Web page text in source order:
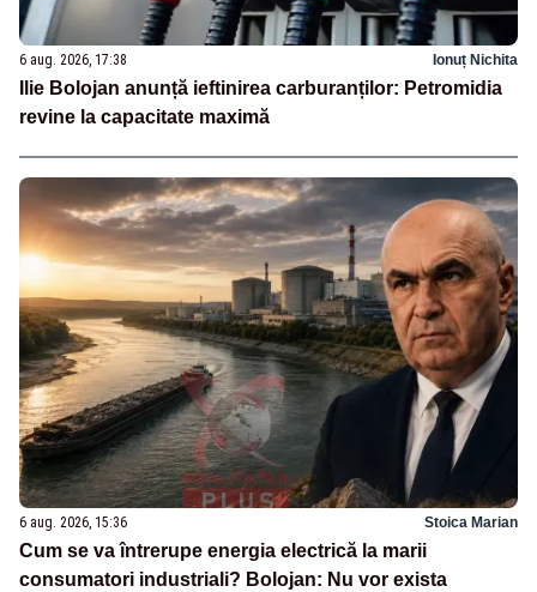
6 aug. 2026, 17:38 Ionuț Nichita
Ilie Bolojan anunță ieftinirea carburanților: Petromidia
revine la capacitate maximă
6 aug. 2026, 15:36 Stoica Marian
Cum se va întrerupe energia electrică la marii
consumatori industriali? Bolojan: Nu vor exista